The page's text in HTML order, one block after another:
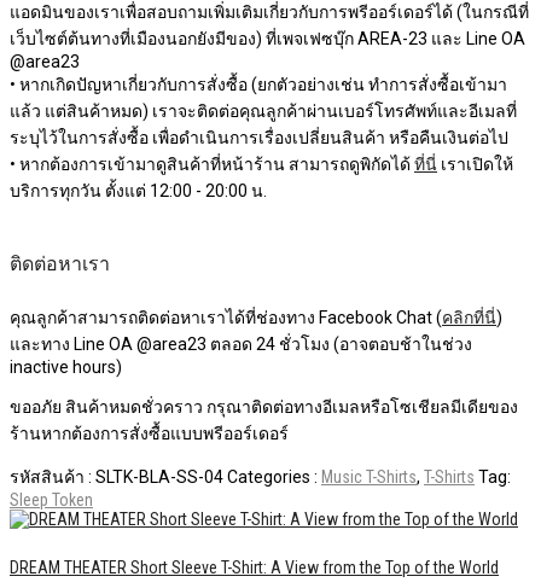
แอดมินของเราเพื่อสอบถามเพิ่มเติมเกี่ยวกับการพรีออร์เดอร์ได้ (ในกรณีที่
เว็บไซต์ต้นทางที่เมืองนอกยังมีของ) ที่เพจเฟซบุ๊ก AREA-23 และ Line OA
@area23
• หากเกิดปัญหาเกี่ยวกับการสั่งซื้อ (ยกตัวอย่างเช่น ทำการสั่งซื้อเข้ามา
แล้ว แต่สินค้าหมด) เราจะติดต่อคุณลูกค้าผ่านเบอร์โทรศัพท์และอีเมลที่
ระบุไว้ในการสั่งซื้อ เพื่อดำเนินการเรื่องเปลี่ยนสินค้า หรือคืนเงินต่อไป
• หากต้องการเข้ามาดูสินค้าที่หน้าร้าน สามารถดูพิกัดได้ ที่นี่ เราเปิดให้
บริการทุกวัน ตั้งแต่ 12:00 - 20:00 น.
ติดต่อหาเรา
คุณลูกค้าสามารถติดต่อหาเราได้ที่ช่องทาง Facebook Chat (คลิกที่นี่)
และทาง Line OA @area23 ตลอด 24 ชั่วโมง (อาจตอบช้าในช่วง
inactive hours)
ขออภัย สินค้าหมดชั่วคราว กรุณาติดต่อทางอีเมลหรือโซเชียลมีเดียของ
ร้านหากต้องการสั่งซื้อแบบพรีออร์เดอร์
รหัสสินค้า : SLTK-BLA-SS-04Categories : Music T-Shirts, T-Shirts Tag:
Sleep Token
DREAM THEATER Short Sleeve T-Shirt: A View from the Top of the World